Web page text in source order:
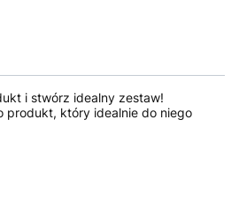
i stwórz idealny zestaw!
produkt, który idealnie do niego